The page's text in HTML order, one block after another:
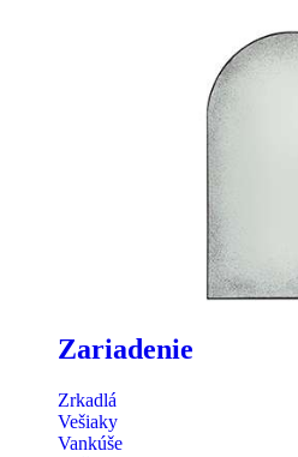
Zariadenie
Zrkadlá
Vešiaky
Vankúše